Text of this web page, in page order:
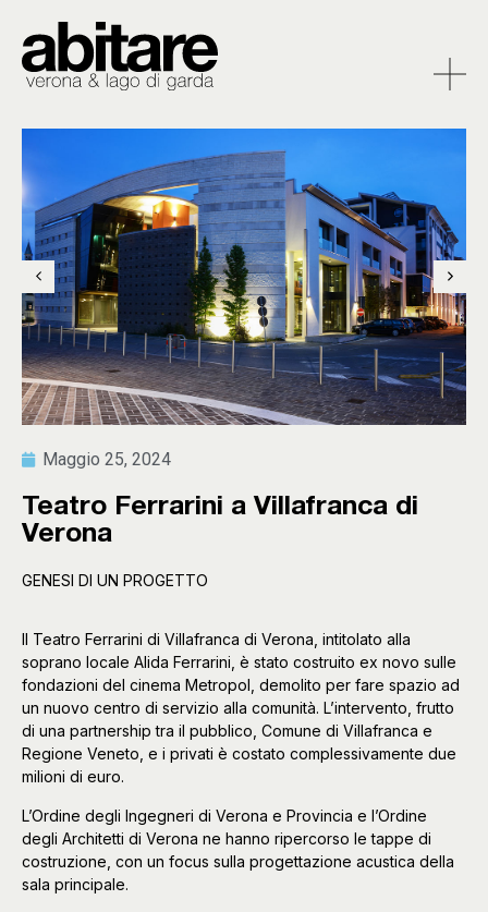
Maggio 25, 2024
Teatro Ferrarini a Villafranca di
Verona
GENESI DI UN PROGETTO
Il Teatro Ferrarini di Villafranca di Verona, intitolato alla
soprano locale Alida Ferrarini, è stato costruito ex novo sulle
fondazioni del cinema Metropol, demolito per fare spazio ad
un nuovo centro di servizio alla comunità. L’intervento, frutto
di una partnership tra il pubblico, Comune di Villafranca e
Regione Veneto, e i privati è costato complessivamente due
milioni di euro.
L’Ordine degli Ingegneri di Verona e Provincia e l’Ordine
degli Architetti di Verona ne hanno ripercorso le tappe di
costruzione, con un focus sulla progettazione acustica della
sala principale.